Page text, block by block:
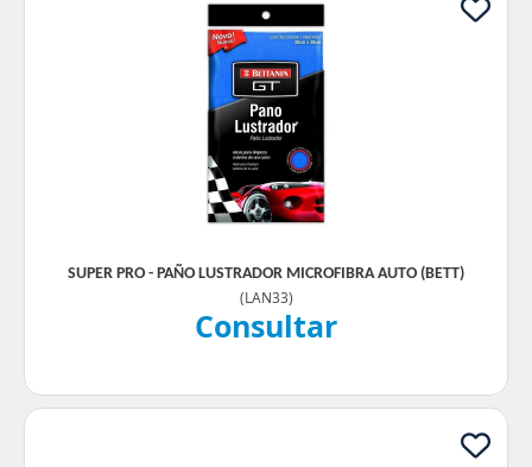
SUPER PRO - PAÑO LUSTRADOR MICROFIBRA AUTO (BETT)
(LAN33)
Consultar